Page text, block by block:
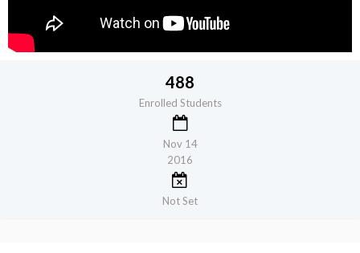
488
Enrolled Students
Nov 14
2016
Not Set